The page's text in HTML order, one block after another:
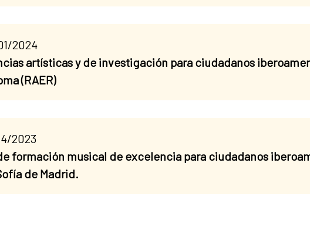
2024
artísticas y de investigación para ciudadanos
(RAER)
2023
formación musical de excelencia para ciudadanos
de Madrid.